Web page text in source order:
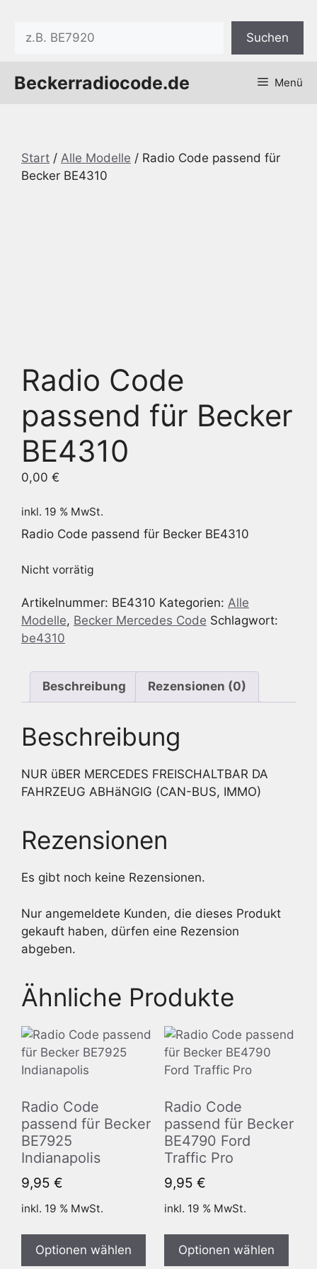
springen
Suchen
Beckerradiocode.de Menü
Start / Alle Modelle / Radio Code passend für
Becker BE4310
Radio Code
passend für Becker
BE4310
0,00 €
inkl. 19 % MwSt.
Radio Code passend für Becker BE4310
Nicht vorrätig
Artikelnummer: BE4310 Kategorien: Alle
Modelle, Becker Mercedes Code Schlagwort:
be4310
Beschreibung Rezensionen (0)
Beschreibung
NUR üBER MERCEDES FREISCHALTBAR DA
FAHRZEUG ABHäNGIG (CAN-BUS, IMMO)
Rezensionen
Es gibt noch keine Rezensionen.
Nur angemeldete Kunden, die dieses Produkt
gekauft haben, dürfen eine Rezension
abgeben.
Ähnliche Produkte
Radio Code
passend für Becker
BE7925
Indianapolis
9,95 €
inkl. 19 % MwSt.
Optionen wählen
Radio Code
passend für Becker
BE4790 Ford
Traffic Pro
9,95 €
inkl. 19 % MwSt.
Optionen wählen